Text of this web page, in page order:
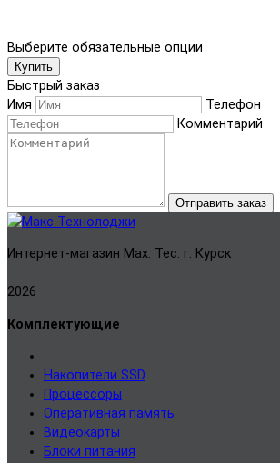
Выберите обязательные опции
Купить
Быстрый заказ
Имя
Телефон
Комментарий
Отправить заказ
Интернет-магазин Мах. Тес. г. Курск
2026
Комплектующие
Накопители SSD
Процессоры
Оперативная память
Видеокарты
Блоки питания